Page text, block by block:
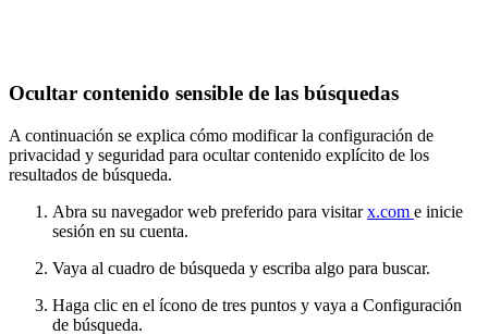
Ocultar contenido sensible de las búsquedas
A continuación se explica cómo modificar la configuración de
privacidad y seguridad para ocultar contenido explícito de los
resultados de búsqueda.
Abra su navegador web preferido para visitarx.com e inicie
sesión en su cuenta.
Vaya al cuadro de búsqueda y escriba algo para buscar.
Haga clic en el ícono de tres puntos y vaya a Configuración
de búsqueda.